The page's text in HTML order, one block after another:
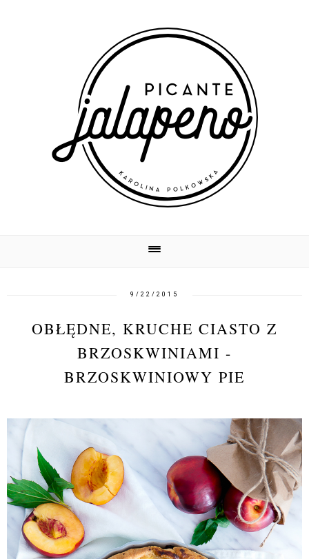
9/22/2015
OBŁĘDNE, KRUCHE CIASTO Z
BRZOSKWINIAMI -
BRZOSKWINIOWY PIE